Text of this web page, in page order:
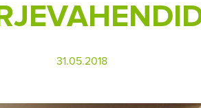
31.05.2018